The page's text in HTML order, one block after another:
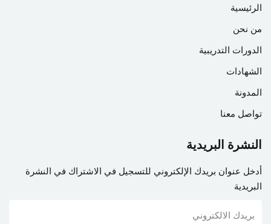
الرئيسية
من نحن
الدورات التدريبية
الشهادات
المدونة
تواصل معنا
النشرة البريدية
أدخل عنوان بريدك الإلكتروني للتسجيل في الاشتراك في النشرة
البريدية